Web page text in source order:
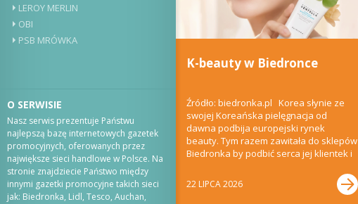
LEROY MERLIN
OBI
PSB MRÓWKA
O SERWISIE
Nasz serwis prezentuje Państwu
najlepszą bazę internetowych gazetek
promocyjnych, oferowanych przez
największe sieci handlowe w Polsce. Na
stronie znajdziecie Państwo między
innymi gazetki promocyjne takich sieci
jak: Biedronka, Lidl, Tesco, Auchan,
K-beauty w Biedronce
Źródło: biedronka.pl Korea słynie ze
swojej Koreańska pielęgnacja od
dawna podbija europejski rynek
beauty. Tym razem zawitała do sklepów
Biedronka by podbić serca jej klientek i
22 LIPCA 2026